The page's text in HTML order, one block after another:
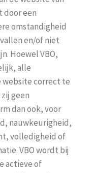
door een
omstandigheid
en/of niet
Hoewel VBO,
alle
website correct te
geen
dan ook, voor
nauwkeurigheid,
volledigheid of
VBO wordt bij
actieve of